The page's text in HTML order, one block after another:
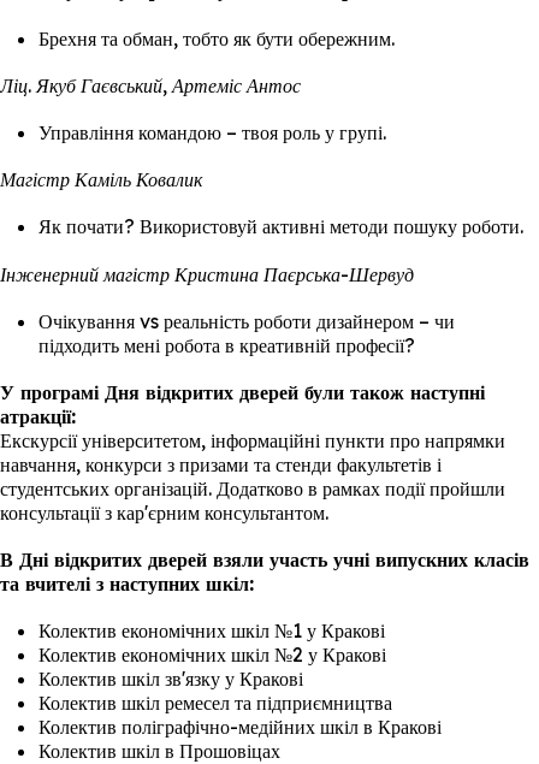
Брехня та обман, тобто як бути обережним.
Ліц. Якуб Гаєвський, Артеміс Антос
Управління командою – твоя роль у групі.
Магістр Каміль Ковалик
Як почати? Використовуй активні методи пошуку роботи.
Інженерний магістр Кристина Паєрська-Шервуд
Очікування vs реальність роботи дизайнером – чи
підходить мені робота в креативній професії?
У програмі Дня відкритих дверей були також наступні
атракції:
Екскурсії університетом, інформаційні пункти про напрямки
навчання, конкурси з призами та стенди факультетів і
студентських організацій. Додатково в рамках події пройшли
консультації з кар'єрним консультантом.
В Дні відкритих дверей взяли участь учні випускних класів
та вчителі з наступних шкіл:
Колектив економічних шкіл №1 у Кракові
Колектив економічних шкіл №2 у Кракові
Колектив шкіл зв'язку у Кракові
Колектив шкіл ремесел та підприємництва
Колектив поліграфічно-медійних шкіл в Кракові
Колектив шкіл в Прошовіцах